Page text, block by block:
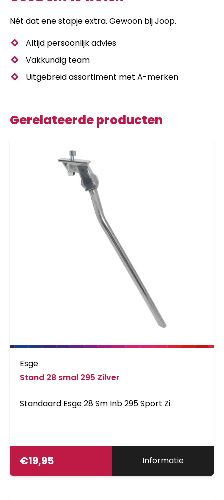
Nét dat ene stapje extra. Gewoon bij Joop.
Altijd persoonlijk advies
Vakkundig team
Uitgebreid assortiment met A-merken
Gerelateerde producten
Esge
Stand 28 smal 295 Zilver
Standaard Esge 28 Sm Inb 295 Sport Zi
€19,95 Informatie